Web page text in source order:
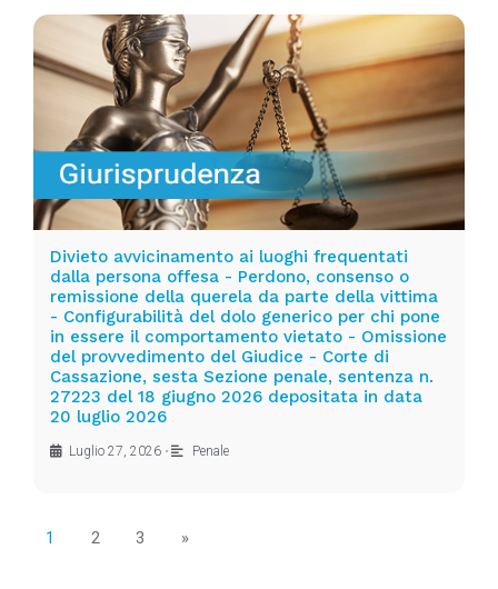
Divieto avvicinamento ai luoghi frequentati
dalla persona offesa - Perdono, consenso o
remissione della querela da parte della vittima
- Configurabilità del dolo generico per chi pone
in essere il comportamento vietato - Omissione
del provvedimento del Giudice - Corte di
Cassazione, sesta Sezione penale, sentenza n.
27223 del 18 giugno 2026 depositata in data
20 luglio 2026
Luglio 27, 2026 • Penale
1 2 3 »